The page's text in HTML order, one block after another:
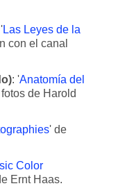
Las Leyes de la
con el canal
: 'Anatomía del
de Harold
' de
Color
Ernt Haas.